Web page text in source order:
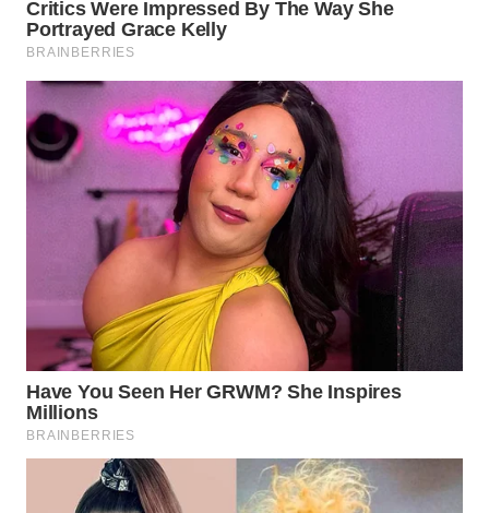
WAHANA
KONSUMEN
WAHANA
LISTRIK
WAHANA
TRAVEL
WAHANA
WAHANANEWS
ID
WAHANANEWS
CO ID
WAHANANEWS